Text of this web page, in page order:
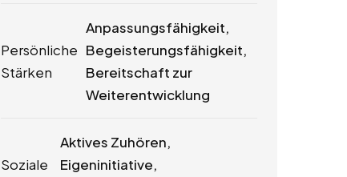
Persönliche
Stärken
Anpassungsfähigkeit,
Begeisterungsfähigkeit,
Bereitschaft zur
Weiterentwicklung
Soziale
Aktives Zuhören,
Eigeninitiative,